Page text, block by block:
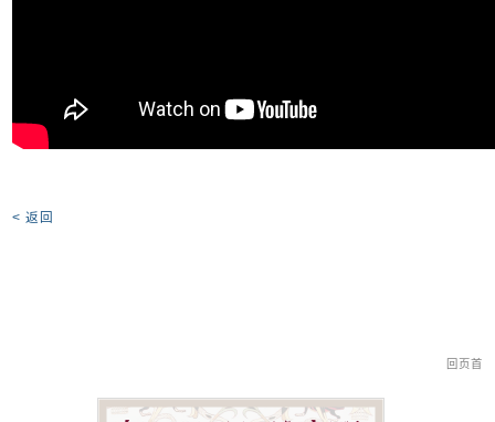
< 返回
回页首